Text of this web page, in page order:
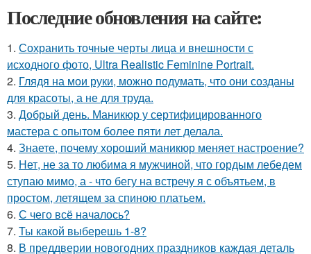
Последние обновления на сайте:
1. Сохранить точные черты лица и внешности с
исходного фото, Ultra Realistic Feminine Portrait.
2. Глядя на мои руки, можно подумать, что они созданы
для красоты, а не для труда.
3. Добрый день. Маникюр у сертифицированного
мастера с опытом более пяти лет делала.
4. Знаете, почему хороший маникюр меняет настроение?
5. Нет, не за то любима я мужчиной, что гордым лебедем
ступаю мимо, а - что бегу на встречу я с объятьем, в
простом, летящем за спиною платьем.
6. С чего всё началось?
7. Ты какой выберешь 1-8?
8. В преддверии новогодних праздников каждая деталь